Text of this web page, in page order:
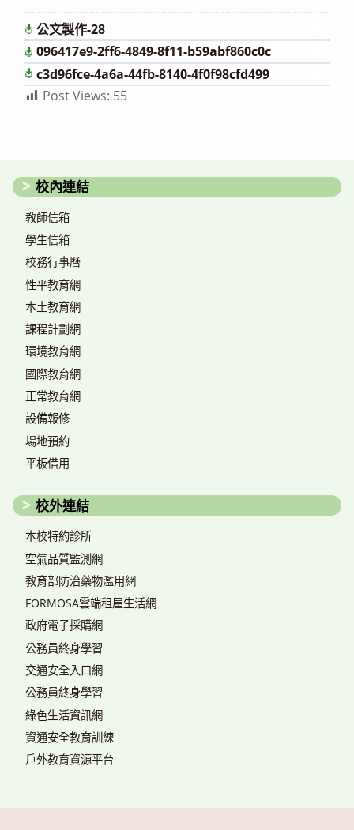
公文製作-28
096417e9-2ff6-4849-8f11-b59abf860c0c
c3d96fce-4a6a-44fb-8140-4f0f98cfd499
Post Views: 55
校內連結
教師信箱
學生信箱
校務行事曆
性平教育網
本土教育網
課程計劃網
環境教育網
國際教育網
正常教育網
設備報修
場地預約
平板借用
校外連結
本校特約診所
空氣品質監測網
教育部防治藥物濫用網
FORMOSA雲端租屋生活網
政府電子採購網
公務員終身學習
交通安全入口網
公務員終身學習
綠色生活資訊網
資通安全教育訓練
戶外教育資源平台